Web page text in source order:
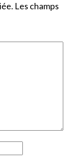
Les champs